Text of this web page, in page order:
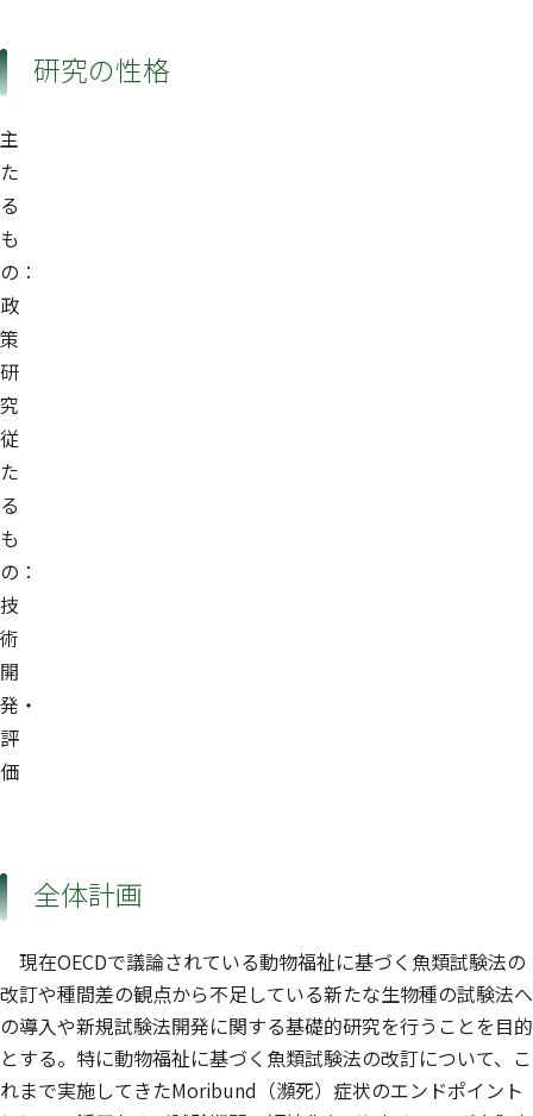
研究の性格
主
た
る
も
の：
政
策
研
究
従
た
る
も
の：
技
術
開
発・
評
価
全体計画
現在OECDで議論されている動物福祉に基づく魚類試験法の
改訂や種間差の観点から不足している新たな生物種の試験法へ
の導入や新規試験法開発に関する基礎的研究を行うことを目的
とする。特に動物福祉に基づく魚類試験法の改訂について、こ
れまで実施してきたMoribund（瀕死）症状のエンドポイント